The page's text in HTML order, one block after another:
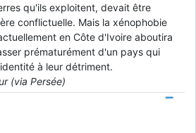
qu'ils exploitent, devait être
conflictuelle. Mais la xénophobie
en Côte d'Ivoire aboutira
prématurément d'un pays qui
à leur détriment.
(via Persée)